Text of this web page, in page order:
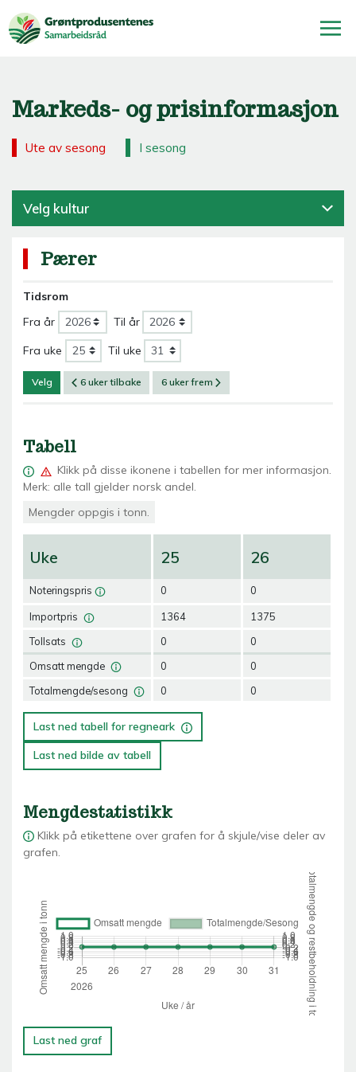
Markeds- og prisinformasjon
Ute av sesong I sesong
Velg kultur
Pærer
Tidsrom
Fra år
Til år
Fra uke Til uke
Velg 6 uker tilbake 6 uker frem
Tabell
Klikk på disse ikonene i tabellen for mer informasjon.
Merk: alle tall gjelder norsk andel.
Mengder oppgis i tonn.
Uke
Noteringspris
Importpris
Tollsats
Omsatt mengde
Totalmengde/sesong
25
0
1364
0
0
0
26
0
1375
0
0
0
Last ned tabell for regneark
Last ned bilde av tabell
Mengdestatistikk
Klikk på etikettene over grafen for å skjule/vise deler av
grafen.
Last ned graf